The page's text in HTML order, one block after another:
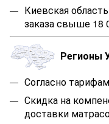
Киевская
заказа свыше 18
Регионы
Согласно
Скидка на
доставки